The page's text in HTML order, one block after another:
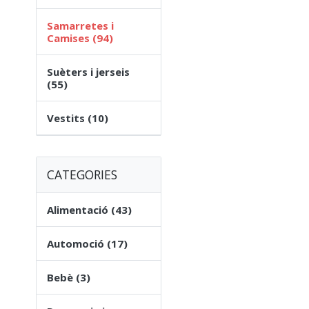
Samarretes i
Camises (94)
Suèters i jerseis
(55)
Vestits (10)
CATEGORIES
Alimentació (43)
Automoció (17)
Bebè (3)